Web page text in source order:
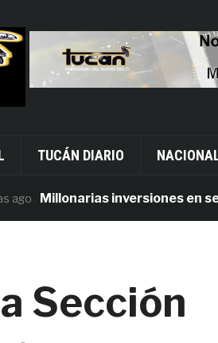
TUCÁN DIARIO
Millonarias inversiones en
Sección